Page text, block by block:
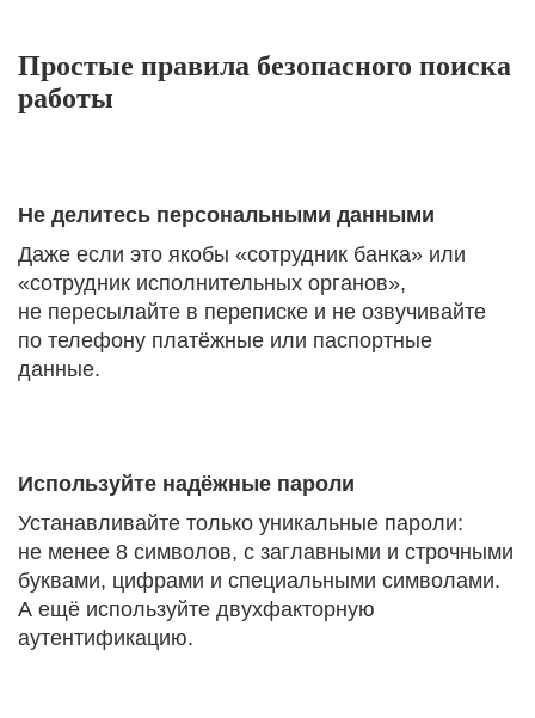
Простые правила безопасного поиска
работы
Не делитесь персональными данными
Даже если это якобы «сотрудник банка» или
«сотрудник исполнительных органов»,
не пересылайте в переписке и не озвучивайте
по телефону платёжные или паспортные
данные.
Используйте надёжные пароли
Устанавливайте только уникальные пароли:
не менее 8 символов, с заглавными и строчными
буквами, цифрами и специальными символами.
А ещё используйте двухфакторную
аутентификацию.